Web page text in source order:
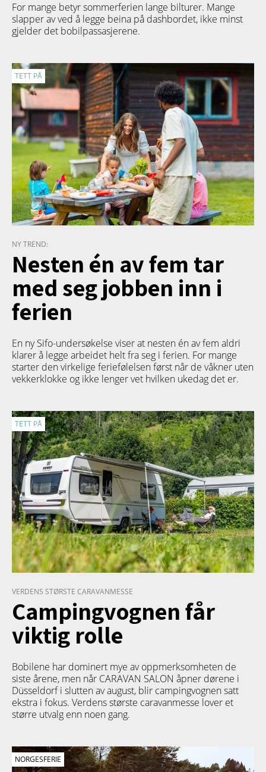
For mange betyr sommerferien lange bilturer. Mange
slapper av ved å legge beina på dashbordet, ikke minst
gjelder det bobilpassasjerene.
TETT PÅ
NY TREND:
Nesten én av fem tar
med seg jobben inn i
ferien
En ny Sifo-undersøkelse viser at nesten én av fem aldri
klarer å legge arbeidet helt fra seg i ferien. For mange
starter den virkelige feriefølelsen først når de våkner uten
vekkerklokke og ikke lenger vet hvilken ukedag det er.
TETT PÅ
VERDENS STØRSTE CARAVANMESSE
Campingvognen får
viktig rolle
Bobilene har dominert mye av oppmerksomheten de
siste årene, men når CARAVAN SALON åpner dørene i
Düsseldorf i slutten av august, blir campingvognen satt
ekstra i fokus. Verdens største caravanmesse lover et
større utvalg enn noen gang.
NORGESFERIE